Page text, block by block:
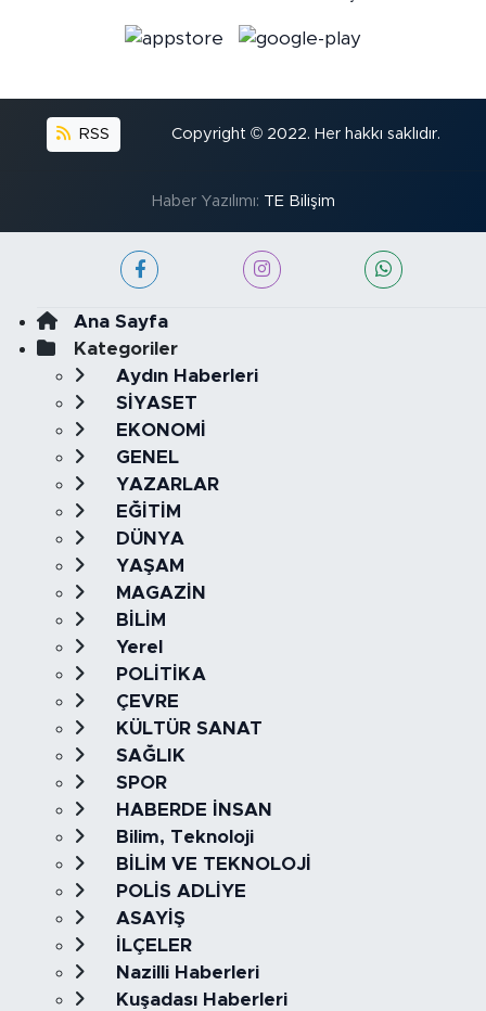
RSS Copyright © 2022. Her hakkı saklıdır.
Haber Yazılımı: TE Bilişim
Ana Sayfa
Kategoriler
Aydın Haberleri
SİYASET
EKONOMİ
GENEL
YAZARLAR
EĞİTİM
DÜNYA
YAŞAM
MAGAZİN
BİLİM
Yerel
POLİTİKA
ÇEVRE
KÜLTÜR SANAT
SAĞLIK
SPOR
HABERDE İNSAN
Bilim, Teknoloji
BİLİM VE TEKNOLOJİ
POLİS ADLİYE
ASAYİŞ
İLÇELER
Nazilli Haberleri
Kuşadası Haberleri